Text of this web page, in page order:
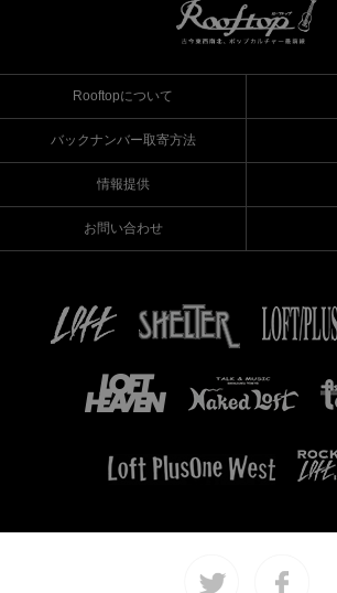
Rooftopについて
バックナンバー取寄方法
情報提供
お問い合わせ